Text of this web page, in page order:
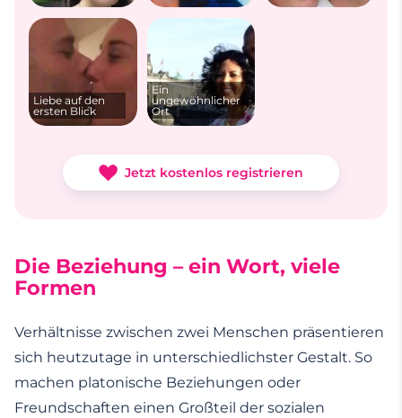
Liebe auf den
ersten Blick
Ein
ungewöhnlicher
Ort
Jetzt kostenlos registrieren
Die Beziehung – ein Wort, viele
Formen
Verhältnisse zwischen zwei Menschen präsentieren
sich heutzutage in unterschiedlichster Gestalt. So
machen platonische Beziehungen oder
Freundschaften einen Großteil der sozialen